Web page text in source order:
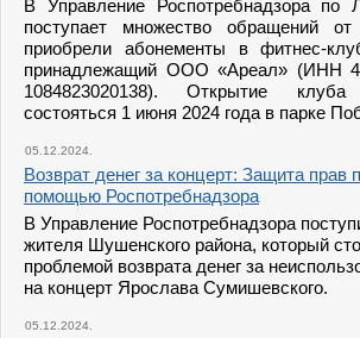
В Управление Роспотребнадзора по
поступает множество обращений
приобрели абонементы в фитнес-
принадлежащий ООО «Ареал» (ИНН
1084823020138). Открытие
состояться 1 июня 2024 года в парке
05.12.2024.
Возврат денег за концерт: Защита прав
помощью Роспотребнадзора
В Управление Роспотребнадзора
жителя Шушенского района, который
проблемой возврата денег за
на концерт Ярослава Сумишевского.
05.12.2024.